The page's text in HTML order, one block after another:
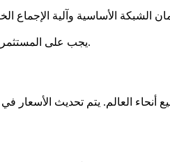
الشبكة الأساسية وآلية الإجماع
يجب على المستثمرين مراجعة الوثائق الرسمية للمشروع لفهم حالات الاستخدام المقصودة واقتصاديات الرمز بشكل أفضل.